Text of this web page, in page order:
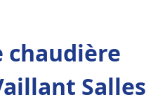
chaudière
Salles